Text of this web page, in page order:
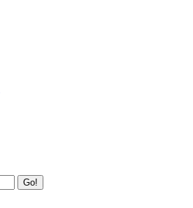
Go!